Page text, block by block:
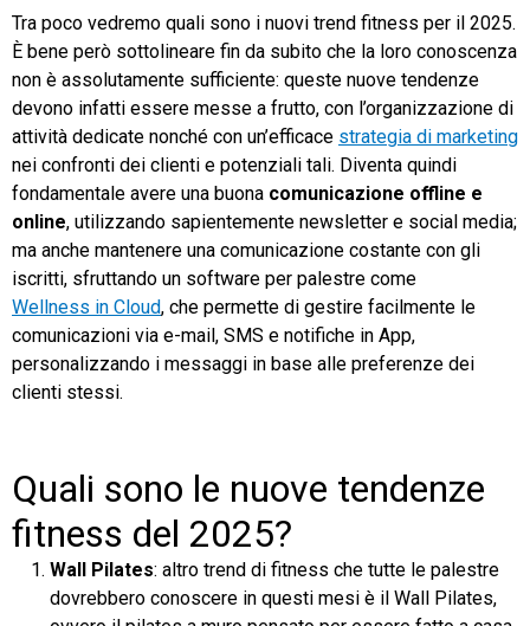
Tra poco vedremo quali sono i nuovi trend fitness per il 2025.
È bene però sottolineare fin da subito che la loro conoscenza
non è assolutamente sufficiente: queste nuove tendenze
devono infatti essere messe a frutto, con l’organizzazione di
attività dedicate nonché con un’efficace strategia di marketing
nei confronti dei clienti e potenziali tali. Diventa quindi
fondamentale avere una buona comunicazione offline e
online, utilizzando sapientemente newsletter e social media;
ma anche mantenere una comunicazione costante con gli
iscritti, sfruttando un software per palestre come
Wellness in Cloud, che permette di gestire facilmente le
comunicazioni via e-mail, SMS e notifiche in App,
personalizzando i messaggi in base alle preferenze dei
clienti stessi.
Quali sono le nuove tendenze
fitness del 2025?
Wall Pilates: altro trend di fitness che tutte le palestre
dovrebbero conoscere in questi mesi è il Wall Pilates,